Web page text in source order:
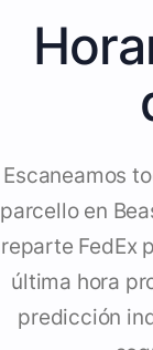
Escaneamos
parcello en
reparte FedEx
última hora
predicción